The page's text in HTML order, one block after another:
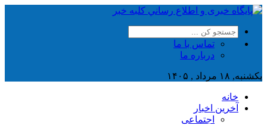
تماس با ما
درباره ما
یکشنبه, ۱۸ مرداد , ۱۴۰۵
خانه
آخرین اخبار
اجتماعی